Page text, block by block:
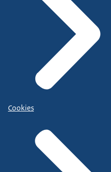
Cookies